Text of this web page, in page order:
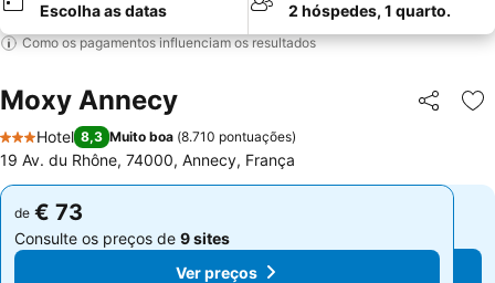
Escolha as datas 2 hóspedes, 1 quarto.
Como os pagamentos influenciam os resultados
Moxy Annecy Partilhar
3 Estrelas
Hotel 8,3 Muito boa (8.710 pontuações)
19 Av. du Rhône, 74000, Annecy, França
de € 73
Consulte os preços de 9 sites
Ver preços
de € 73
Consulte os preços de 9 sites
Ver preços